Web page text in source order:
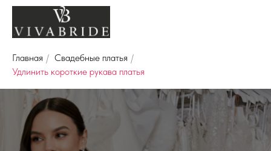
Главная / Свадебные платья /
Удлинить короткие рукава платья